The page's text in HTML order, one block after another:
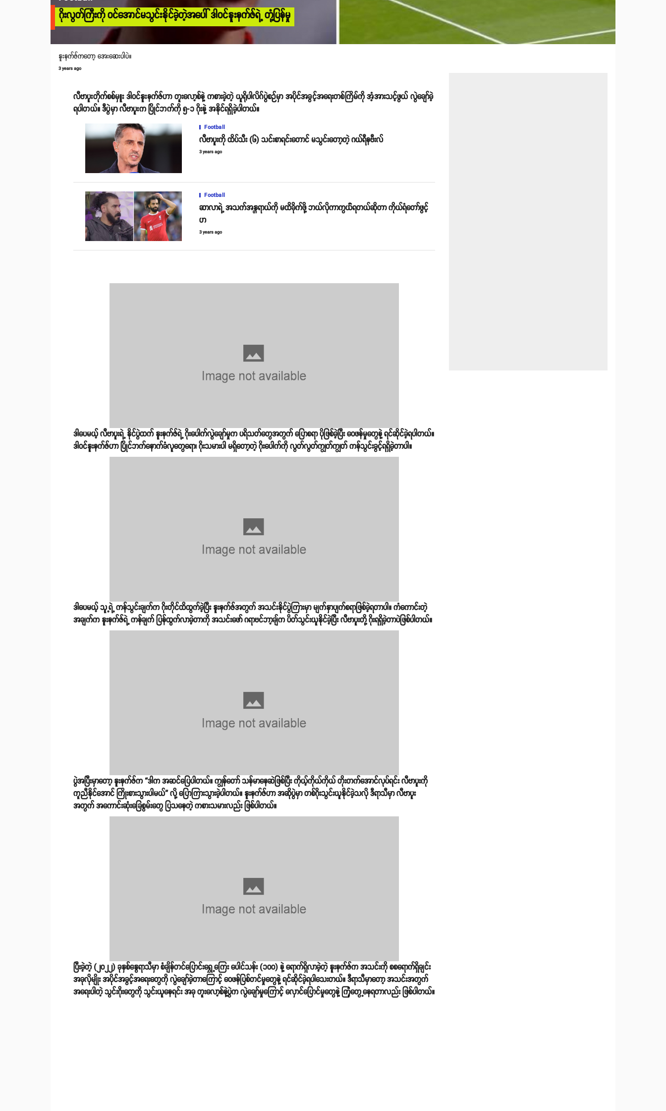
ဂိုးလွတ်ကြီးကို ဝင်အောင်မသွင်းနိုင်ခဲ့တဲ့အပေါ် ဒါဝင်နူးနက်ဇ်ရဲ့ တုံ့ပြန်မှု
နူးနက်ဇ်ကတော့ အေးဆေးပါပဲ။
3 years ago
လီဗာပူးတိုက်စစ်မှူး ဒါဝင်နူးနက်ဇ်ဟာ တူးလော့စ်နဲ့ ကစားခဲ့တဲ့ ယူရိုပါလိဂ်ပွဲစဉ်မှာ အပိုင်အခွင့်အရေးတစ်ကြိမ်ကို အံ့အားသင့်ဖွယ် လွဲချော်ခဲ့
ရပါတယ်။ ဒီပွဲမှာ လီဗာပူးက ပြိုင်ဘက်ကို ၅-၁ ဂိုးနဲ့ အနိုင်ရရှိခဲ့ပါတယ်။
Football
လီဗာပူးကို ထိပ်သီး (၆) သင်းစာရင်းတောင် မသွင်းတော့တဲ့ ဂယ်ရီနဗီးလ်
3 years ago
Football
ဆာလာရဲ့ အသက်အန္တရာယ်ကို မထိခိုက်ဖို့ ဘယ်လိုကာကွယ််ရတယ်ဆိုတာ ကိုယ်ရံတော်ဖွင့်
ဟ
3 years ago
ဒါပေမယ့် လီဗာပူးရဲ့ နိုင်ပွဲထက် နူးနက်ဇ်ရဲ့ ဂိုးပေါက်လွဲချော်မှုက ပရိသတ်တွေအတွက် ပြောစရာ ပိုဖြစ်ခဲ့ပြီး ဝေဖန်မှုတွေနဲ့ ရင်ဆိုင်ခဲ့ရပါတယ်။
ဒါဝင်နူးနက်ဇ်ဟာ ပြိုင်ဘက်နောက်ခံလူတွေရော၊ ဂိုးသမားပါ မရှိတော့တဲ့ ဂိုးပေါက်ကို လွတ်လွတ်ကျွတ်ကျွတ် ကန်သွင်းခွင့်ရရှိခဲ့တာပါ။
ဒါပေမယ့် သူ့ရဲ့ ကန်သွင်းချက်က ဂိုးတိုင်ထိထွက်ခဲ့ပြီး နူးနက်ဇ်အတွက် အသင်းနိုင်ပွဲကြားမှာ မျက်နှာပျက်စရာဖြစ်ခဲ့ရတာပါ။ ကံကောင်းတဲ့
အချက်က နူးနက်ဇ်ရဲ့ ကန်ချက် ပြန်ထွက်လာခဲ့တာကို အသင်းဖော် ဂရာဗင်ဘာ့ချ်က ပိတ်သွင်းယူနိုင်ခဲ့ပြီး လီဗာပူးတို့ ဂိုးရရှိခဲ့တာပဲဖြစ်ပါတယ်။
ပွဲအပြီးမှာတော့ နူးနက်ဇ်က “ဒါက အဆင်ပြေပါတယ်။ ကျွန်တော် သန်မာနေဆဲဖြစ်ပြီး ကိုယ့်ကိုယ်ကိုယ် တိုးတက်အောင်လုပ်ရင်း လီဗာပူးကို
ကူညီနိုင်အောင် ကြိုးစားသွားပါမယ်” လို့ ပြောကြားသွားခဲ့ပါတယ်။ နူးနက်ဇ်ဟာ အဆိုပွဲမှာ တစ်ဂိုးသွင်းယူနိုင်ခဲ့သလို ဒီရာသီမှာ လီဗာပူး
အတွက် အကောင်းဆုံးခြေစွမ်းတွေ ပြသနေတဲ့ ကစားသမားလည်း ဖြစ်ပါတယ်။
ပြီးခဲ့တဲ့ (၂၀၂၂) ခုနှစ်နွေရာသီမှာ စံချိန်တင်ပြောင်းရွှေ့ကြေး ပေါင်သန်း (၁၀၀) နဲ့ ရောက်ရှိလာခဲ့တဲ့ နူးနက်ဇ်က အသင်းကို စစရောက်ရှိချင်း
အခုလိုမျိုး အပိုင်အခွင့်အရေးတွေကို လွဲချော်ခဲ့တာကြောင့် ဝေဖန်ပြစ်တင်မှုတွေနဲ့ ရင်ဆိုင်ခဲ့ရပါသေးတယ်။ ဒီရာသီမှာတော့ အသင်းအတွက်
အရေးပါတဲ့ သွင်းဂိုးတွေကို သွင်းယူနေရင်း အခု တူးလော့စ်နဲ့ပွဲက လွဲချော်မှုကြောင့် လှောင်ပြောင်မှုတွေနဲ့ ကြုံတွေ့နေရတာလည်း ဖြစ်ပါတယ်။